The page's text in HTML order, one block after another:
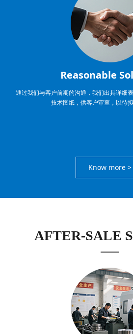
Reasonable
通过我们与客户前期的沟通，我们出具详细
技术图纸，供客户审查，以待拟
Know more >
AFTER-SALE